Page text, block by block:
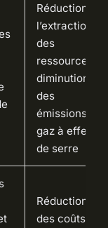
Réduction de
l’extraction
des
ressources,
diminution
des
émissions de
gaz à effet
de serre
Réduction
des coûts